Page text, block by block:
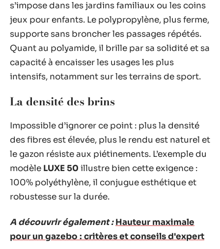
s’impose dans les jardins familiaux ou les coins
jeux pour enfants. Le polypropylène, plus ferme,
supporte sans broncher les passages répétés.
Quant au polyamide, il brille par sa solidité et sa
capacité à encaisser les usages les plus
intensifs, notamment sur les terrains de sport.
La densité des brins
Impossible d’ignorer ce point : plus la densité
des fibres est élevée, plus le rendu est naturel et
le gazon résiste aux piétinements. L’exemple du
modèle LUXE 50 illustre bien cette exigence :
100% polyéthylène, il conjugue esthétique et
robustesse sur la durée.
A découvrir également : Hauteur maximale
pour un gazebo : critères et conseils d'expert